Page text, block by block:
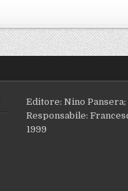
Editore: Nino
Responsabile:
1999